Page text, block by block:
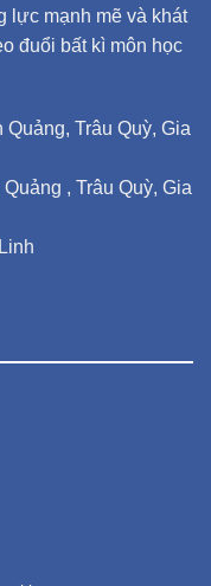
lực mạnh mẽ và khát
đuổi bất kì môn học
Trâu Quỳ, Gia
, Trâu Quỳ, Gia